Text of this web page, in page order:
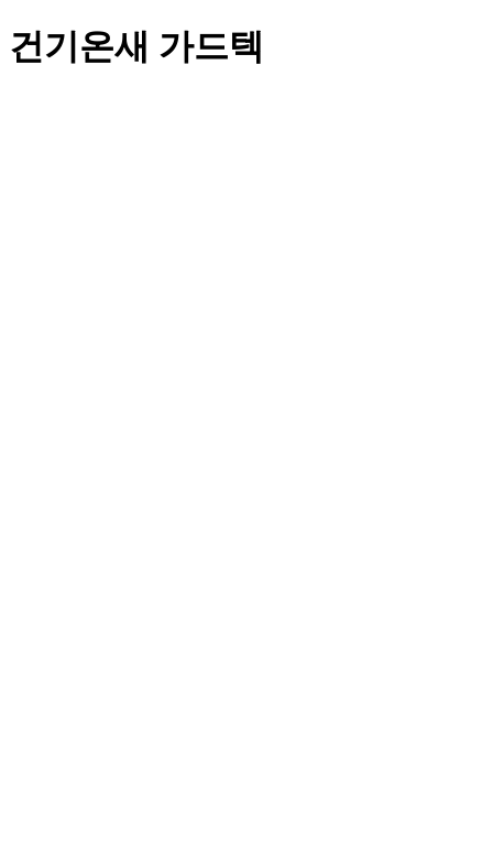
건기온새 가드텍